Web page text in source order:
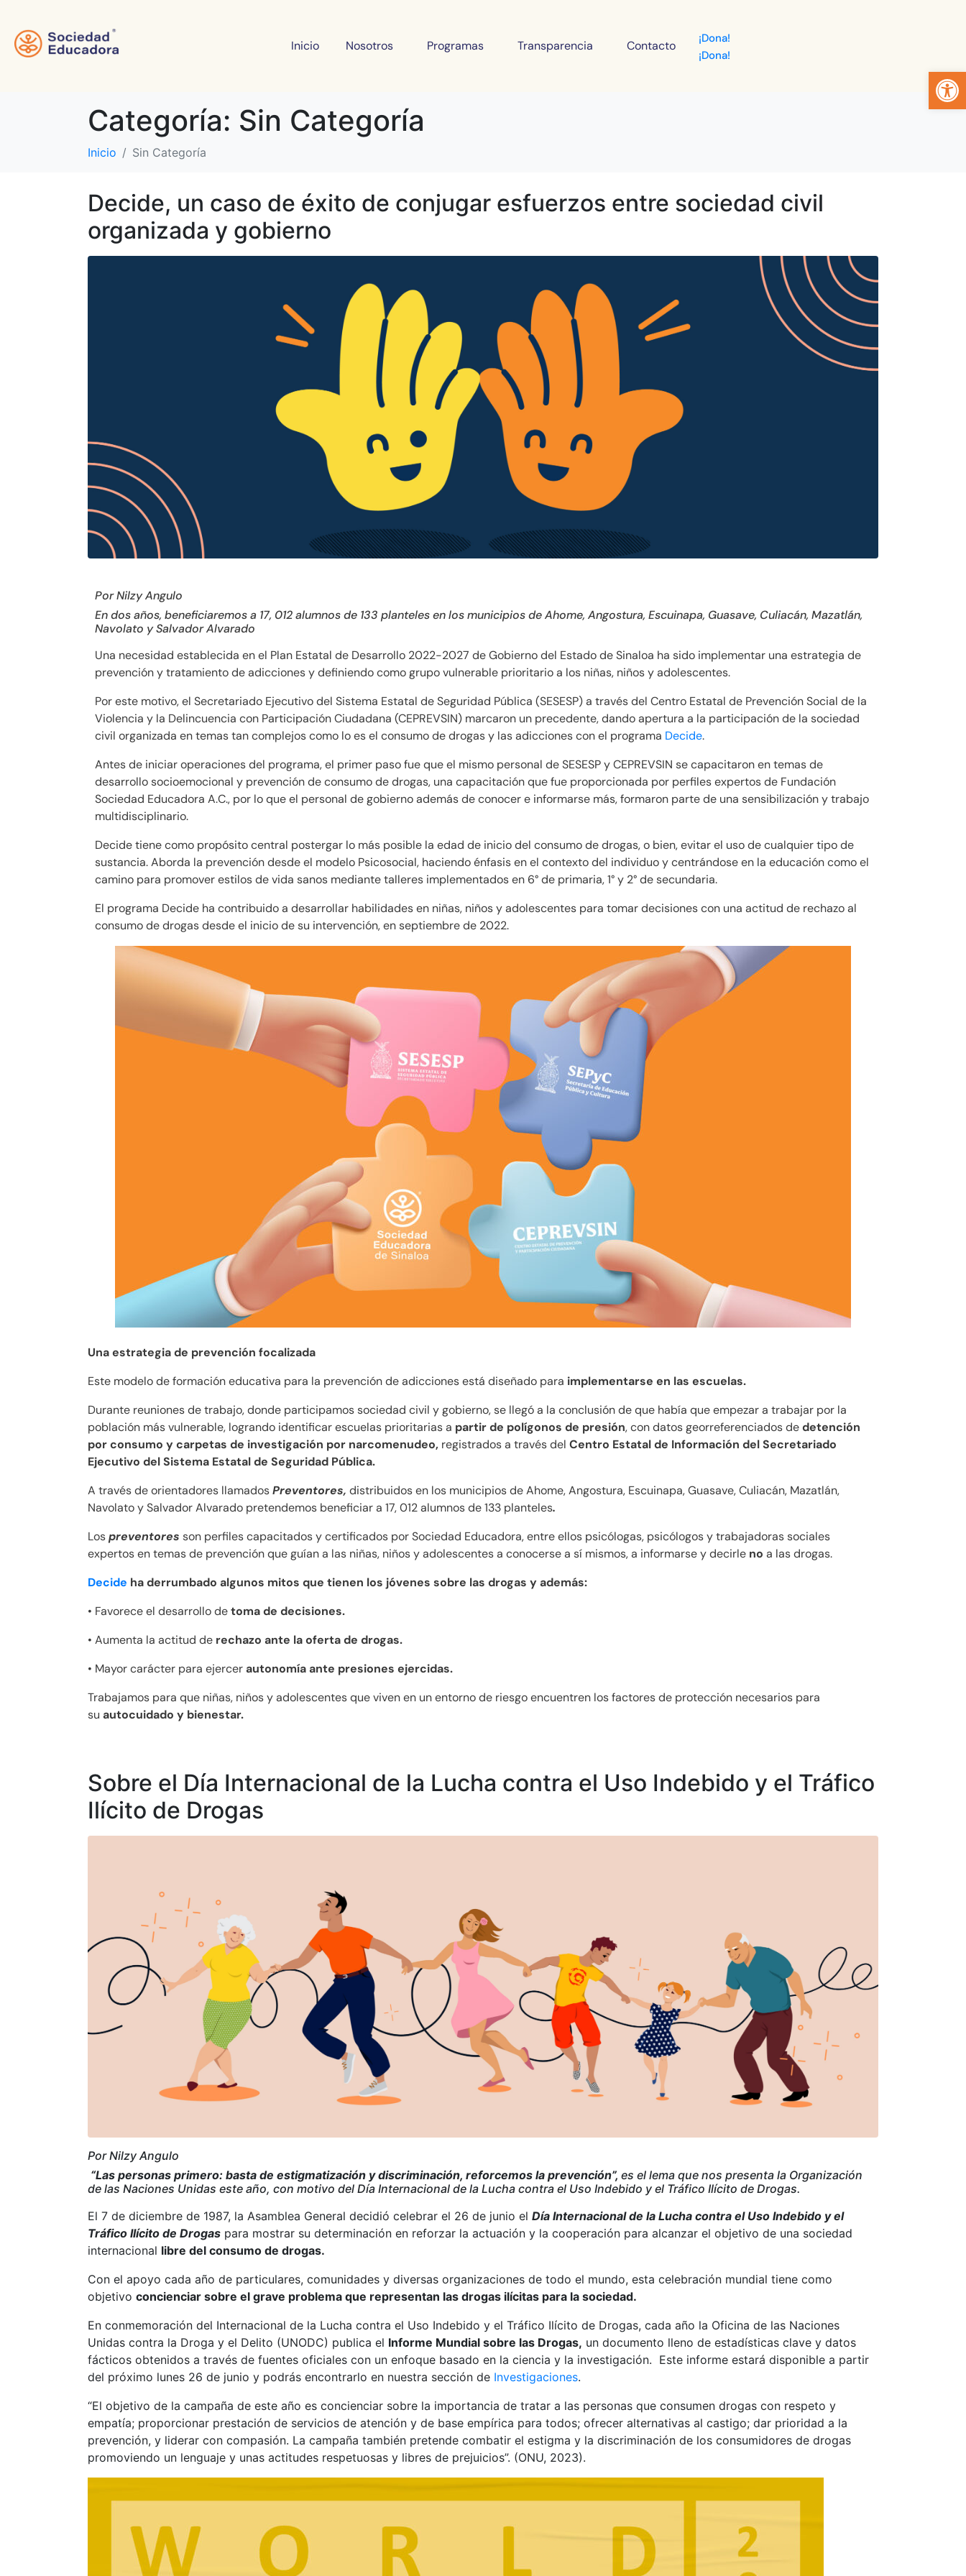
Abrir
Inicio Nosotros Programas Transparencia Contacto
¡Dona!
¡Dona!
Categoría: Sin Categoría
Inicio Sin Categoría
Decide, un caso de éxito de conjugar esfuerzos entre sociedad civil
organizada y gobierno
Por Nilzy Angulo
En dos años, beneficiaremos a 17, 012 alumnos de 133 planteles en los municipios deAhome, Angostura, Escuinapa, Guasave, Culiacán, Mazatlán,
Navolato y Salvador Alvarado
Una necesidad establecida en el Plan Estatal de Desarrollo 2022-2027 de Gobierno del Estado de Sinaloa ha sido implementar una estrategia de
prevención y tratamiento de adicciones y definiendo como grupo vulnerable prioritario a los niñas, niños y adolescentes.
Por este motivo, el Secretariado Ejecutivo del Sistema Estatal de Seguridad Pública (SESESP) a través del Centro Estatal de Prevención Social de la
Violencia y la Delincuencia con Participación Ciudadana (CEPREVSIN) marcaron un precedente, dando apertura a la participación de la sociedad
civil organizada en temas tan complejos como lo es el consumo de drogas y las adicciones con el programa Decide.
Antes de iniciar operaciones del programa, el primer paso fue que el mismo personal de SESESP y CEPREVSIN se capacitaron en temas de
desarrollo socioemocional y prevención de consumo de drogas, una capacitación que fue proporcionada por perfiles expertos de Fundación
Sociedad Educadora A.C., por lo que el personal de gobierno además de conocer e informarse más, formaron parte de una sensibilización y trabajo
multidisciplinario.
Decide tiene como propósito central postergar lo más posible la edad de inicio del consumo de drogas, o bien, evitar el uso de cualquier tipo de
sustancia. Aborda la prevención desde el modelo Psicosocial, haciendo énfasis en el contexto del individuo y centrándose en la educación como el
camino para promover estilos de vida sanos mediante talleres implementados en 6° de primaria, 1° y 2° de secundaria.
El programa Decide ha contribuido a desarrollar habilidades en niñas, niños y adolescentes para tomar decisiones con una actitud de rechazo al
consumo de drogas desde el inicio de su intervención, en septiembre de 2022.
Una estrategia de prevención focalizada
Este modelo de formación educativa para la prevención de adicciones está diseñado para implementarse en las escuelas.
Durante reuniones de trabajo, donde participamos sociedad civil y gobierno, se llegó a la conclusión de que había que empezar a trabajar por la
población más vulnerable, logrando identificar escuelas prioritarias a partir de polígonos de presión, con datos georreferenciados dedetención
por consumo y carpetas de investigación por narcomenudeo, registrados a través del Centro Estatal de Información del Secretariado
Ejecutivo del Sistema Estatal de Seguridad Pública.
A través de orientadores llamadosPreventores, distribuidos en los municipios de Ahome, Angostura, Escuinapa, Guasave, Culiacán, Mazatlán,
Navolato y Salvador Alvarado pretendemos beneficiar a 17, 012 alumnos de 133 planteles.
Lospreventores son perfiles capacitados y certificados por Sociedad Educadora, entre ellos psicólogas, psicólogos y trabajadoras sociales
expertos en temas de prevención que guían a las niñas, niños y adolescentes a conocerse a sí mismos, a informarse y decirle no a las drogas.
Decide ha derrumbado algunos mitos que tienen los jóvenes sobre las drogas y además:
• Favorece el desarrollo detoma de decisiones.
• Aumenta la actitud de rechazo ante la oferta de drogas.
• Mayor carácter para ejercerautonomía ante presiones ejercidas.
Trabajamos para que niñas, niños y adolescentes que viven en un entorno de riesgo encuentren los factores de protección necesarios para
su autocuidado y bienestar.
Sobre el Día Internacional de la Lucha contra el Uso Indebido y el Tráfico
Ilícito de Drogas
Por Nilzy Angulo
“Las personas primero: basta de estigmatización y discriminación, reforcemos la prevención”, es el lema que nos presenta la Organización
de las Naciones Unidas este año, con motivo del Día Internacional de la Lucha contra el Uso Indebido y el Tráfico Ilícito de Drogas.
El 7 de diciembre de 1987, la Asamblea General decidió celebrar el 26 de junio el Día Internacional de la Lucha contra el Uso Indebido y el
Tráfico Ilícito de Drogas para mostrar su determinación en reforzar la actuación y la cooperación para alcanzar el objetivo de una sociedad
internacional libre del consumo de drogas.
Con el apoyo cada año de particulares, comunidades y diversas organizaciones de todo el mundo, esta celebración mundial tiene como
objetivo concienciar sobre el grave problema que representan las drogas ilícitas para la sociedad.
En conmemoración del Internacional de la Lucha contra el Uso Indebido y el Tráfico Ilícito de Drogas, cada año la Oficina de las Naciones
Unidas contra la Droga y el Delito (UNODC) publica el Informe Mundial sobre las Drogas, un documento lleno de estadísticas clave y datos
fácticos obtenidos a través de fuentes oficiales con un enfoque basado en la ciencia y la investigación. Este informe estará disponible a partir
del próximo lunes 26 de junio y podrás encontrarlo en nuestra sección de Investigaciones.
“El objetivo de la campaña de este año es concienciar sobre la importancia de tratar a las personas que consumen drogas con respeto y
empatía; proporcionar prestación de servicios de atención y de base empírica para todos; ofrecer alternativas al castigo; dar prioridad a la
prevención, y liderar con compasión. La campaña también pretende combatir el estigma y la discriminación de los consumidores de drogas
promoviendo un lenguaje y unas actitudes respetuosas y libres de prejuicios”. (ONU, 2023).